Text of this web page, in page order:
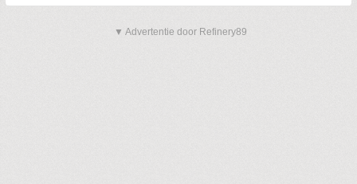
▼ Advertentie door Refinery89